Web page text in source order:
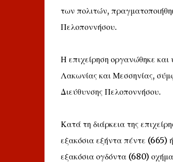
των πολιτών,
Πελοποννήσου.
Η επιχείρηση οργανώθηκε και
Λακωνίας και Μεσσηνίας,
Διεύθυνσης Πελοποννήσου.
Κατά τη διάρκεια της
εξακόσια εξήντα πέντε (665)
εξακόσια ογδόντα (680)